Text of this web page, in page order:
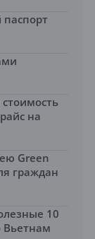
на
Green
граждан
10
Вьетнам